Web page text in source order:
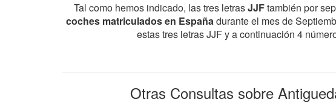
Tal como hemos indicado, las tres letrasJJFtambién por
coches matriculados en Españadurante el mes de
estas tres letras JJF y a continuación 4
Otras Consultas sobre